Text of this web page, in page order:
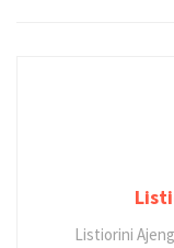
Listiorini